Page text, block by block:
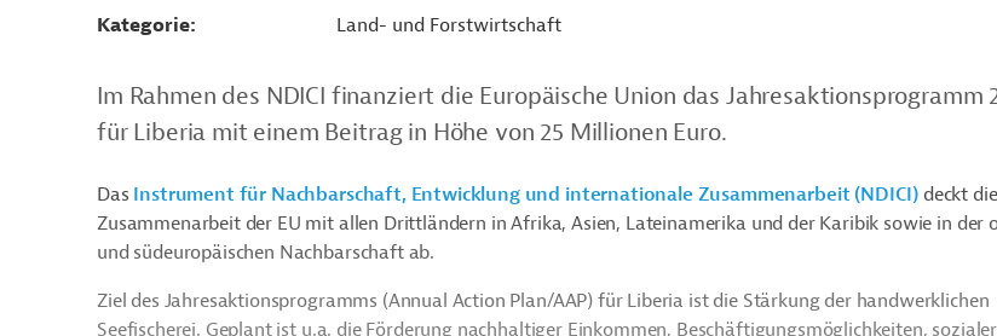
Kategorie
Land- und Forstwirtschaft
Im Rahmen des NDICI finanziert die Europäische Union das Jahresaktionsprogramm
für Liberia mit einem Beitrag in Höhe von 25 Millionen Euro.
Das Instrument für Nachbarschaft, Entwicklung und internationale Zusammenarbeit (NDICI) deckt die
Zusammenarbeit der EU mit allen Drittländern in Afrika, Asien, Lateinamerika und der Karibik sowie in der
und südeuropäischen Nachbarschaft ab.
Ziel des Jahresaktionsprogramms (Annual Action Plan/AAP) für Liberia ist die Stärkung der handwerklichen
Seefischerei. Geplant ist u.a. die Förderung nachhaltiger Einkommen, Beschäftigungsmöglichkeiten,